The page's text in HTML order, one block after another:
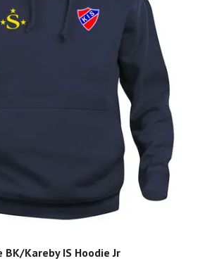
BK/Kareby IS Hoodie Jr